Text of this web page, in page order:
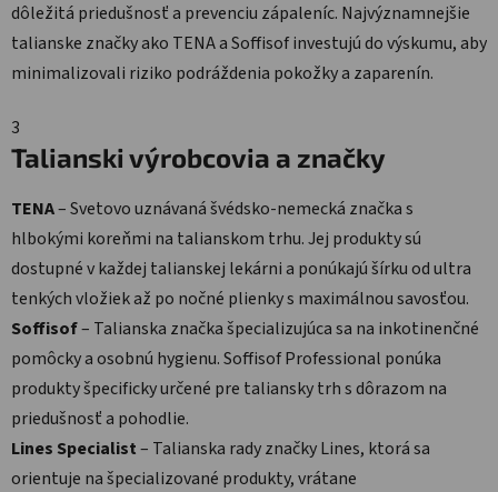
dôležitá priedušnosť a prevenciu zápaleníc. Najvýznamnejšie
talianske značky ako TENA a Soffisof investujú do výskumu, aby
minimalizovali riziko podráždenia pokožky a zaparenín.
3
Talianski výrobcovia a značky
TENA– Svetovo uznávaná švédsko-nemecká značka s
hlbokými koreňmi na talianskom trhu. Jej produkty sú
dostupné v každej talianskej lekárni a ponúkajú šírku od ultra
tenkých vložiek až po nočné plienky s maximálnou savosťou.
Soffisof– Talianska značka špecializujúca sa na inkotinenčné
pomôcky a osobnú hygienu. Soffisof Professional ponúka
produkty špecificky určené pre taliansky trh s dôrazom na
priedušnosť a pohodlie.
Lines Specialist– Talianska rady značky Lines, ktorá sa
orientuje na špecializované produkty, vrátane